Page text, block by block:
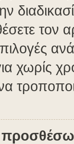
τον
χωρίς